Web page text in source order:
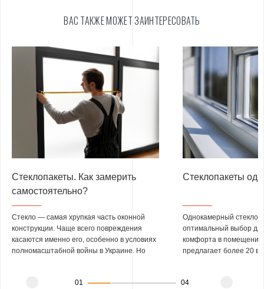
ВАС ТАКЖЕ МОЖЕТ ЗАИНТЕРЕСОВАТЬ
Стеклопакеты. Как замерить
самостоятельно?
Стекло — самая хрупкая часть оконной
конструкции. Чаще всего повреждения
касаются именно его, особенно в условиях
полномасштабной войны в Украине. Но
стеклопакета, поскольку рама остается
Стеклопакеты
Однокамерный
оптимальный выбор
комфорта в
предлагает более 20
технических
01 04